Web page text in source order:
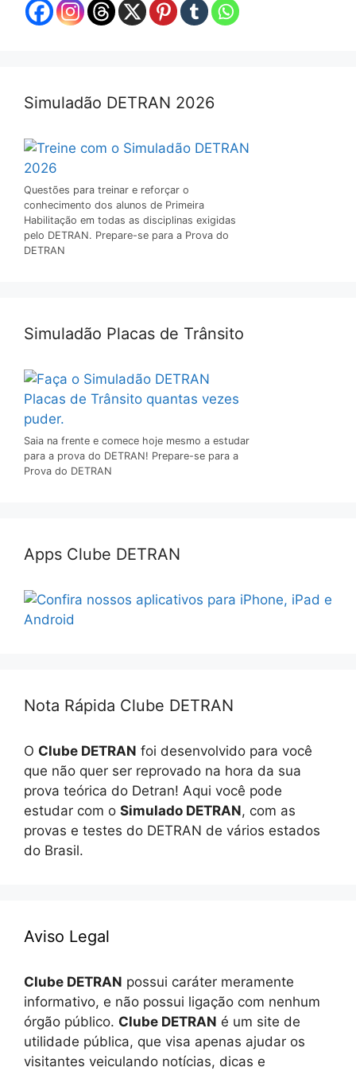
Simuladão DETRAN 2026
Questões para treinar e reforçar o
conhecimento dos alunos de Primeira
Habilitação em todas as disciplinas exigidas
pelo DETRAN. Prepare-se para a Prova do
DETRAN
Simuladão Placas de Trânsito
Saia na frente e comece hoje mesmo a estudar
para a prova do DETRAN! Prepare-se para a
Prova do DETRAN
Apps Clube DETRAN
Nota Rápida Clube DETRAN
O Clube DETRAN foi desenvolvido para você
que não quer ser reprovado na hora da sua
prova teórica do Detran! Aqui você pode
estudar com o Simulado DETRAN, com as
provas e testes do DETRAN de vários estados
do Brasil.
Aviso Legal
Clube DETRAN possui caráter meramente
informativo, e não possui ligação com nenhum
órgão público. Clube DETRAN é um site de
utilidade pública, que visa apenas ajudar os
visitantes veiculando notícias, dicas e